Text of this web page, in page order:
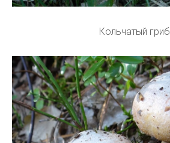
Кольчатый гриб